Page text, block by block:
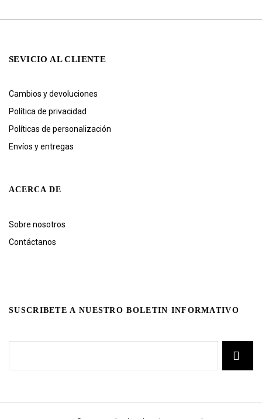
SEVICIO AL CLIENTE
Cambios y devoluciones
Política de privacidad
Políticas de personalización
Envíos y entregas
ACERCA DE
Sobre nosotros
Contáctanos
SUSCRIBETE A NUESTRO BOLETIN INFORMATIVO